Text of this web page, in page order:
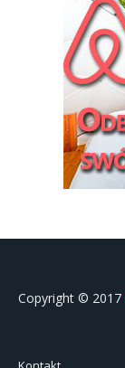
Copyright © 2017